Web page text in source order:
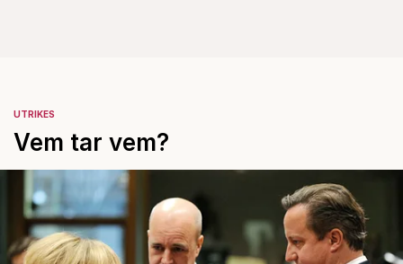
UTRIKES
Vem tar vem?